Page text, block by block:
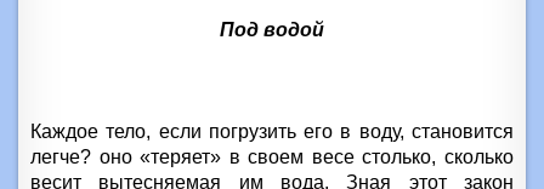
Под водой
Каждое тело, если погрузить его в воду, становится
легче? оно «теряет» в своем весе столько, сколько
весит вытесняемая им вода. Зная этот закон